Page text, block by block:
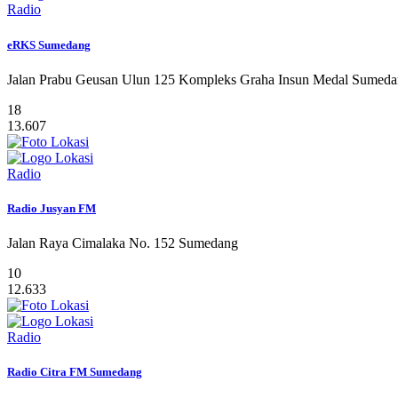
Radio
eRKS Sumedang
Jalan Prabu Geusan Ulun 125 Kompleks Graha Insun Medal
18
13.607
Radio
Radio Jusyan FM
Jalan Raya Cimalaka No. 152 Sumedang
10
12.633
Radio
Radio Citra FM Sumedang